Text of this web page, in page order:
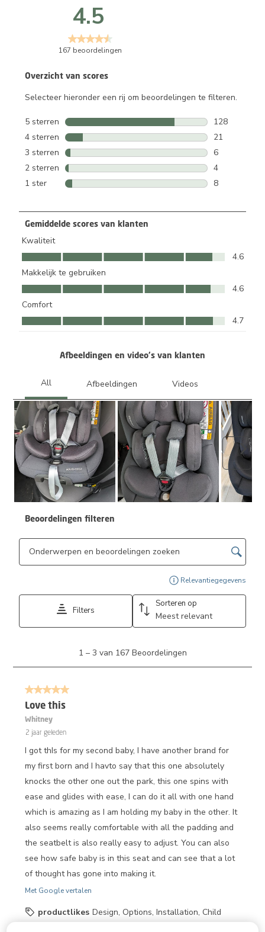
Overzicht van scores
Selecteer hieronder een rij om beoordelingen te filteren.
5 sterren sterren
128
128
4 sterren sterren
21
21
3 sterren sterren
6
6
2 sterren sterren
4
4
1 ster sterren
8
4.5
167 beoordelingen
Gemiddelde scores van klanten
Kwaliteit
Kwaliteit, 4.6 van 5
4.6
Makkelijk te gebruiken
Makkelijk te gebruiken, 4.6 van 5
4.6
Comfort
Comfort, 4.7 van 5
4.7
Afbeeldingen en video's van klanten
Beoordelingen filteren
Onderwerpen en beoordelingen zoeken per regio
Relevantiegegevens
Filters
Sorteren op
Meest relevant
3
167
Beoordelingen.
1 – 3 van 167 Beoordelingen
5 van 5 sterren.
Love this
Whitney
2 jaar geleden
I got thIs for my second baby, I have another brand for
my first born and I havto say that this one absolutely
knocks the other one out the park, this one spins with
ease and glides with ease, I can do it all with one hand
which is amazing as I am holding my baby in the other. It
also seems really comfortable with all the padding and
the seatbelt is also really easy to adjust. You can also
see how safe baby is in this seat and can see that a lot
of thought has gone into making it.
Met Google vertalen
productlikes Design, Options, Installation, Child